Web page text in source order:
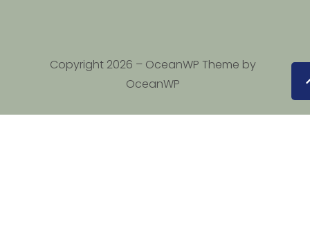
Copyright 2026 – OceanWP Theme by
OceanWP